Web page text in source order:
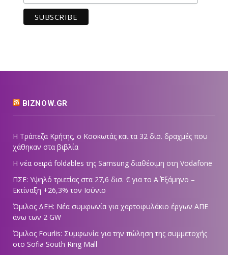
BIZNOW.GR
Η Τράπεζα Κρήτης, ο Κοσκωτάς και τα 32 δισ. δραχμές που
χάθηκαν στα βιβλία
Η νέα σειρά foldables της Samsung διαθέσιμη στη Vodafone
ΠΣΕ: Υψηλό τριετίας στα 27,6 δισ. € για το Α΄ Εξάμηνο –
Εκτίναξη +26,3% τον Ιούνιο
Όμιλος ΔΕΗ: Νέα συμφωνία για χαρτοφυλάκιο έργων ΑΠΕ
άνω των 2 GW
Όμιλος Fourlis: Συμφωνία για την πώληση της συμμετοχής
στο Sofia South Ring Mall